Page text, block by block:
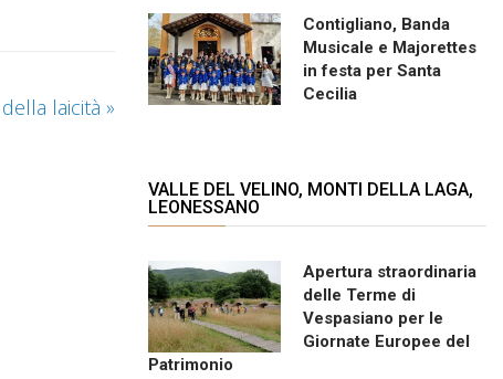
laicità »
Contigliano, Banda
Musicale e Majorettes
in festa per Santa
Cecilia
VALLE DEL VELINO, MONTI DELLA LAGA,
LEONESSANO
Apertura straordinaria
delle Terme di
Vespasiano per le
Giornate Europee del
Patrimonio